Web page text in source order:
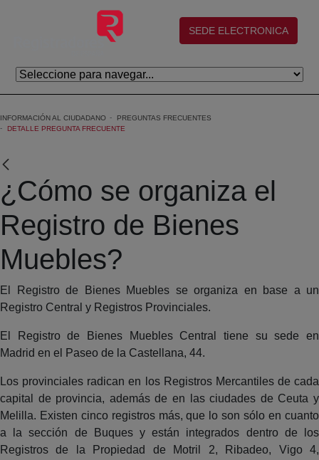
Skip to Main Content
(abre en nueva ventana)
SEDE ELECTRONICA
INFORMACIÓN AL CIUDADANO
PREGUNTAS FRECUENTES
DETALLE PREGUNTA FRECUENTE
¿Cómo se organiza el
Registro de Bienes
Muebles?
El Registro de Bienes Muebles se organiza en base a un
Registro Central y Registros Provinciales.
El Registro de Bienes Muebles Central tiene su sede en
Madrid en el Paseo de la Castellana, 44.
Los provinciales radican en los Registros Mercantiles de cada
capital de provincia, además de en las ciudades de Ceuta y
Melilla. Existen cinco registros más, que lo son sólo en cuanto
a la sección de Buques y están integrados dentro de los
Registros de la Propiedad de Motril 2, Ribadeo, Vigo 4,